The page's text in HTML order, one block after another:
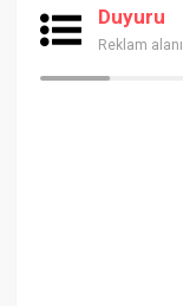
Duyuru
Reklam alanı